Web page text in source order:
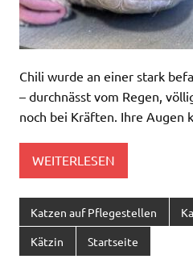
Chili wurde an einer stark
– durchnässt vom Regen,
noch bei Kräften. Ihre Augen
WEITERLESEN
Katzen auf Pflegestellen
Kätzin Startseite